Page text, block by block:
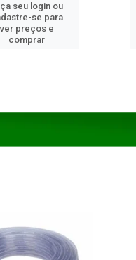
seu login ou
se para
ver preços e
comprar